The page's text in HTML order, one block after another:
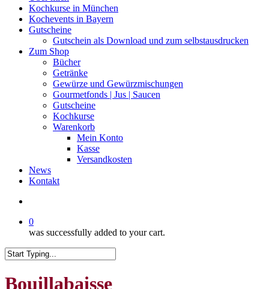
Kochkurse in München
Kochevents in Bayern
Gutscheine
Gutschein als Download und zum selbstausdrucken
Zum Shop
Bücher
Getränke
Gewürze und Gewürzmischungen
Gourmetfonds | Jus | Saucen
Gutscheine
Kochkurse
Warenkorb
Mein Konto
Kasse
Versandkosten
News
Kontakt
0
was successfully added to your cart.
Search
Bouillabaisse